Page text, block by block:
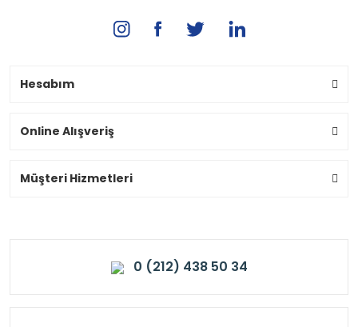
Hesabım
Online Alışveriş
Müşteri Hizmetleri
0 (212) 438 50 34